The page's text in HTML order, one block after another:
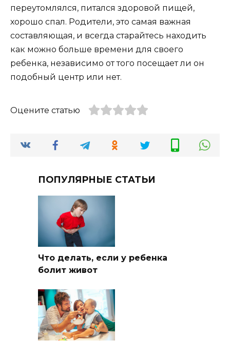
переутомлялся, питался здоровой пищей,
хорошо спал. Родители, это самая важная
составляющая, и всегда старайтесь находить
как можно больше времени для своего
ребенка, независимо от того посещает ли он
подобный центр или нет.
Оцените статью
ПОПУЛЯРНЫЕ СТАТЬИ
Что делать, если у ребенка
болит живот